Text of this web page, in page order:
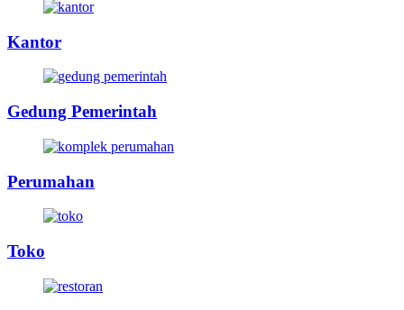
Kantor
Gedung Pemerintah
Perumahan
Toko